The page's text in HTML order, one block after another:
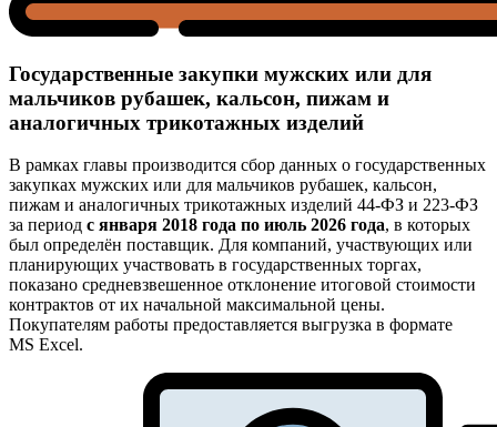
Государственные закупки мужских или для
мальчиков рубашек, кальсон, пижам и
аналогичных трикотажных изделий
В рамках главы производится сбор данных о государственных
закупках мужских или для мальчиков рубашек, кальсон,
пижам и аналогичных трикотажных изделий 44-ФЗ и 223-ФЗ
за период с января 2018 года по июль 2026 года, в которых
был определён поставщик. Для компаний, участвующих или
планирующих участвовать в государственных торгах,
показано средневзвешенное отклонение итоговой стоимости
контрактов от их начальной максимальной цены.
Покупателям работы предоставляется выгрузка в формате
MS Excel.